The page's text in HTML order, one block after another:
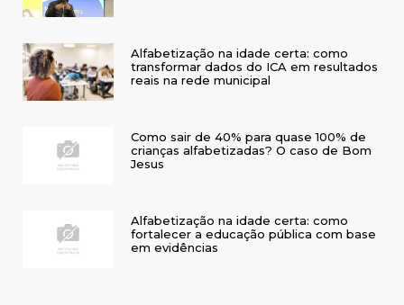
Alfabetização na idade certa: como
transformar dados do ICA em resultados
reais na rede municipal
Como sair de 40% para quase 100% de
crianças alfabetizadas? O caso de Bom
Jesus
Alfabetização na idade certa: como
fortalecer a educação pública com base
em evidências